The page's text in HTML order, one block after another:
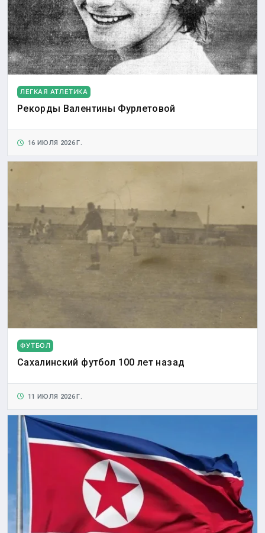
ЛЕГКАЯ АТЛЕТИКА
Рекорды Валентины Фурлетовой
16 ИЮЛЯ 2026 Г.
ФУТБОЛ
Сахалинский футбол 100 лет назад
11 ИЮЛЯ 2026 Г.